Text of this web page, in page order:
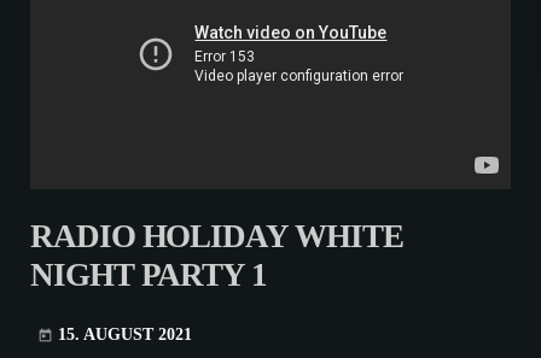
RADIO HOLIDAY WHITE
NIGHT PARTY 1
today 15. AUGUST 2021